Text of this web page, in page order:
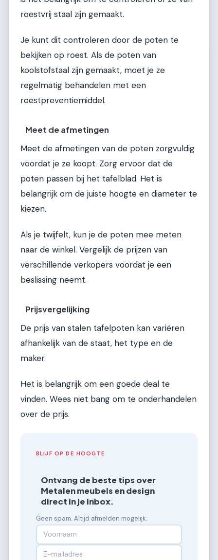
roestvrij staal zijn gemaakt.
Je kunt dit controleren door de poten te
bekijken op roest. Als de poten van
koolstofstaal zijn gemaakt, moet je ze
regelmatig behandelen met een
roestpreventiemiddel.
Meet de afmetingen
Meet de afmetingen van de poten zorgvuldig
voordat je ze koopt. Zorg ervoor dat de
poten passen bij het tafelblad. Het is
belangrijk om de juiste hoogte en diameter te
kiezen.
Als je twijfelt, kun je de poten mee meten
naar de winkel. Vergelijk de prijzen van
verschillende verkopers voordat je een
beslissing neemt.
Prijsvergelijking
De prijs van stalen tafelpoten kan variëren
afhankelijk van de staat, het type en de
maker.
Het is belangrijk om een goede deal te
vinden. Wees niet bang om te onderhandelen
over de prijs.
BLIJF OP DE HOOGTE
Ontvang de beste tips over
Metalen meubels en design
direct in je inbox.
Geen spam. Altijd afmelden mogelijk.